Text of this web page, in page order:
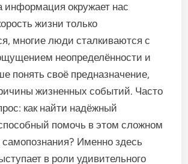
информация окружает нас
жизни только
многие люди сталкиваются с
неопределённости и
понять своё предназначение,
жизненных событий. Часто
как найти надёжный
помочь в этом сложном
Именно здесь
в роли удивительного